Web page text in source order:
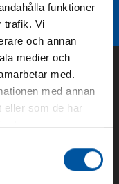
funktioner
trafik. Vi
och annan
medier och
med.
med annan
eller som de har